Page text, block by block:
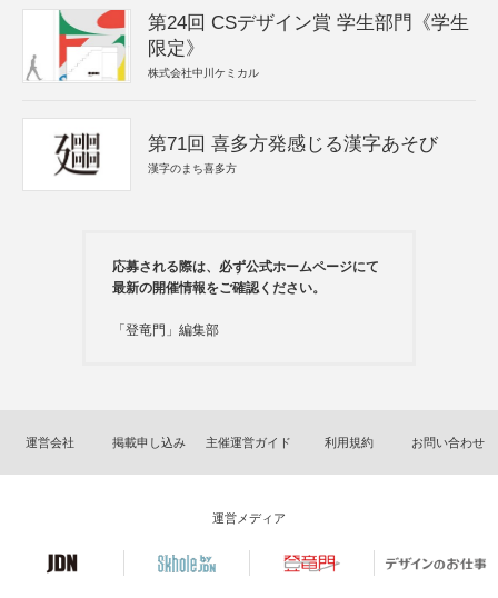
第24回 CSデザイン賞 学生部門《学生
限定》
株式会社中川ケミカル
第71回 喜多方発感じる漢字あそび
漢字のまち喜多方
応募される際は、必ず公式ホームページにて
最新の開催情報をご確認ください。
「登竜門」編集部
運営会社 掲載申し込み 主催運営ガイド 利用規約 お問い合わせ
運営メディア